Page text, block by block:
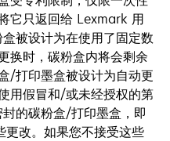
它只返回给 Lexmark 用
被设计为在使用了固定数
换时，碳粉盒内将会剩余
/打印墨盒被设计为自动更
用假冒和/或未经授权的第
的碳粉盒/打印墨盒，即
改。如果您不接受这些